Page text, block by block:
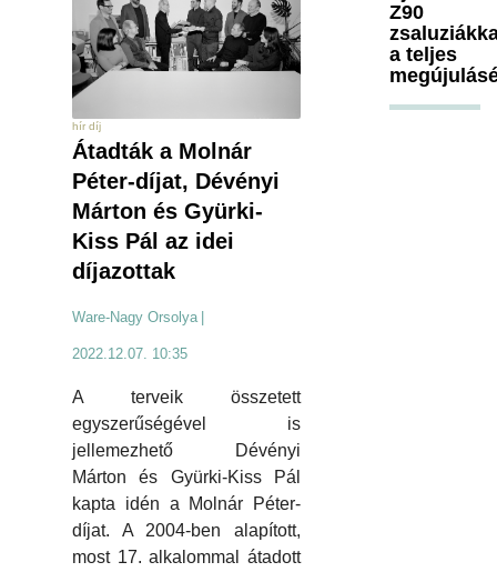
hír díj
Átadták a Molnár
Péter-díjat, Dévényi
Márton és Gyürki-
Kiss Pál az idei
díjazottak
Ware-Nagy Orsolya |
2022.12.07. 10:35
A terveik összetett
egyszerűségével is
jellemezhető Dévényi
Márton és Gyürki-Kiss Pál
kapta idén a Molnár Péter-
díjat. A 2004-ben alapított,
most 17. alkalommal átadott
Z90
a teljes